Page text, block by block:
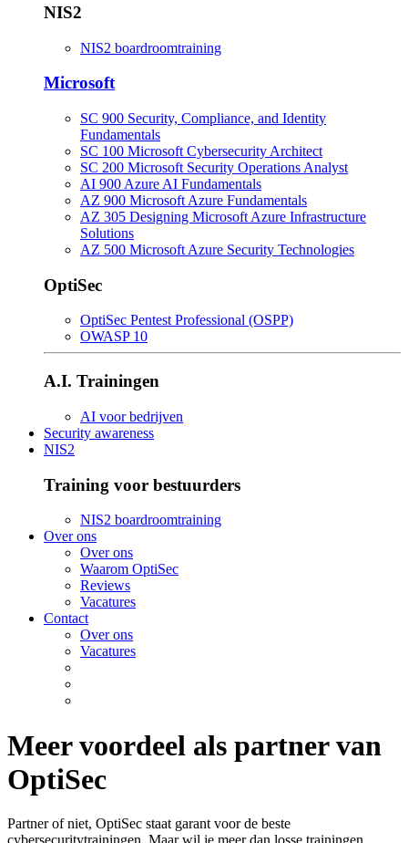
NIS2
NIS2 boardroomtraining
Microsoft
SC 900 Security, Compliance, and Identity
Fundamentals
SC 100 Microsoft Cybersecurity Architect
SC 200 Microsoft Security Operations Analyst
AI 900 Azure AI Fundamentals
AZ 900 Microsoft Azure Fundamentals
AZ 305 Designing Microsoft Azure Infrastructure
Solutions
AZ 500 Microsoft Azure Security Technologies
OptiSec
OptiSec Pentest Professional (OSPP)
OWASP 10
A.I. Trainingen
AI voor bedrijven
Security awareness
NIS2
Training voor bestuurders
NIS2 boardroomtraining
Over ons
Over ons
Waarom OptiSec
Reviews
Vacatures
Contact
Over ons
Vacatures
Meer voordeel als partner van
OptiSec
Partner of niet, OptiSec staat garant voor de beste